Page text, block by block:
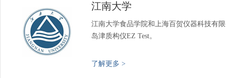
江南大学
江南大学食品学院和上海百贺仪器科技有
岛津质构仪EZ Test。
了解更多 >